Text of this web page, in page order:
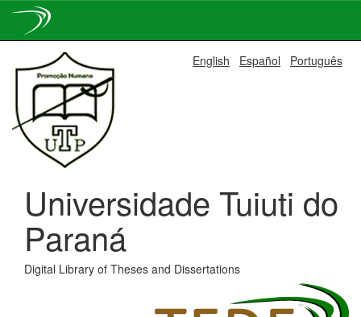
navigation
English Español Português
Universidade Tuiuti do
Paraná
Digital Library of Theses and Dissertations